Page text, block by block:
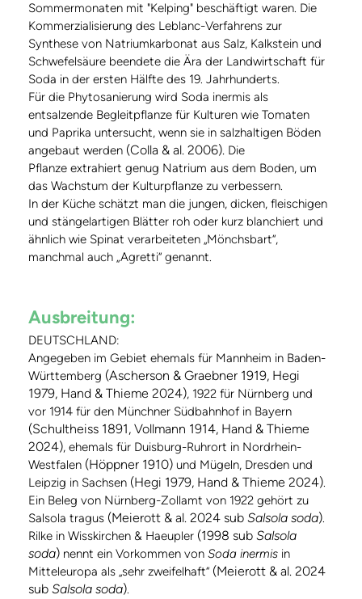
Sommermonaten mit "Kelping" beschäftigt waren. Die
Kommerzialisierung des Leblanc-Verfahrens zur
Synthese von Natriumkarbonat aus Salz, Kalkstein und
Schwefelsäure beendete die Ära der Landwirtschaft für
Soda in der ersten Hälfte des 19. Jahrhunderts.
Für die Phytosanierung wird Soda inermis als
entsalzende Begleitpflanze für Kulturen wie Tomaten
und Paprika untersucht, wenn sie in salzhaltigen Böden
angebaut werden (Colla & al. 2006). Die
Pflanze extrahiert genug Natrium aus dem Boden, um
das Wachstum der Kulturpflanze zu verbessern.
In der Küche schätzt man die jungen, dicken, fleischigen
und stängelartigen Blätter roh oder kurz blanchiert und
ähnlich wie Spinat verarbeiteten „Mönchsbart“,
manchmal auch „Agretti“ genannt.
Ausbreitung:
DEUTSCHLAND:
Angegeben im Gebiet ehemals für Mannheim in Baden-
Württemberg (Ascherson & Graebner 1919, Hegi
1979, Hand & Thieme 2024), 1922 für Nürnberg und
vor 1914 für den Münchner Südbahnhof in Bayern
(Schultheiss 1891, Vollmann 1914, Hand & Thieme
2024), ehemals für Duisburg-Ruhrort in Nordrhein-
Westfalen (Höppner 1910) und Mügeln, Dresden und
Leipzig in Sachsen (Hegi 1979, Hand & Thieme 2024).
Ein Beleg von Nürnberg-Zollamt von 1922 gehört zu
Salsola tragus (Meierott & al. 2024 sub Salsola soda).
Rilke in Wisskirchen & Haeupler (1998 sub Salsola
soda) nennt ein Vorkommen von Soda inermis in
Mitteleuropa als „sehr zweifelhaft“ (Meierott & al. 2024
sub Salsola soda).